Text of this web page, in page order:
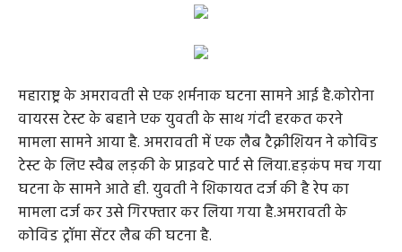
महाराष्ट्र के अमरावती से एक शर्मनाक घटना सामने आई है.कोरोना
वायरस टेस्ट के बहाने एक युवती के साथ गंदी हरकत करने
मामला सामने आया है. अमरावती में एक लैब टैक्नीशियन ने कोविड
टेस्ट के लिए स्वैब लड़की के प्राइवटे पार्ट से लिया.हड़कंप मच गया
घटना के सामने आते ही. युवती ने शिकायत दर्ज की है रेप का
मामला दर्ज कर उसे गिरफ्तार कर लिया गया है.अमरावती के
कोविड ट्रॉमा सेंटर लैब की घटना है.